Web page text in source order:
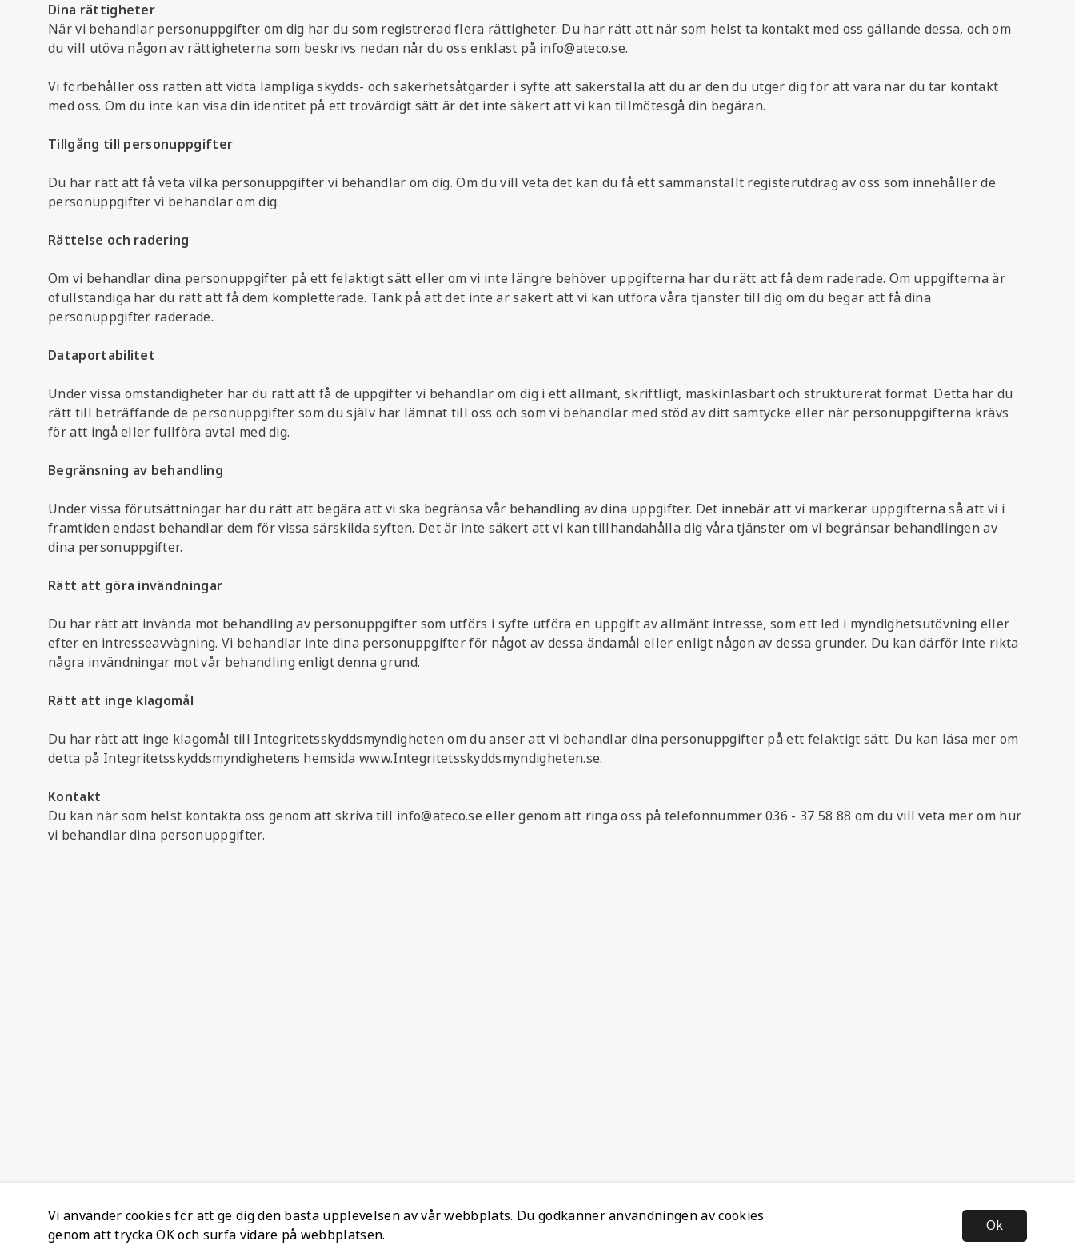
Dina rättigheter
När vi behandlar personuppgifter om dig har du som registrerad flera rättigheter. Du har rätt att när som helst ta kontakt med oss gällande dessa, och om
du vill utöva någon av rättigheterna som beskrivs nedan når du oss enklast på info@ateco.se.
Vi förbehåller oss rätten att vidta lämpliga skydds- och säkerhetsåtgärder i syfte att säkerställa att du är den du utger dig för att vara när du tar kontakt
med oss. Om du inte kan visa din identitet på ett trovärdigt sätt är det inte säkert att vi kan tillmötesgå din begäran.
Tillgång till personuppgifter
Du har rätt att få veta vilka personuppgifter vi behandlar om dig. Om du vill veta det kan du få ett sammanställt registerutdrag av oss som innehåller de
personuppgifter vi behandlar om dig.
Rättelse och radering
Om vi behandlar dina personuppgifter på ett felaktigt sätt eller om vi inte längre behöver uppgifterna har du rätt att få dem raderade. Om uppgifterna är
ofullständiga har du rätt att få dem kompletterade. Tänk på att det inte är säkert att vi kan utföra våra tjänster till dig om du begär att få dina
personuppgifter raderade.
Dataportabilitet
Under vissa omständigheter har du rätt att få de uppgifter vi behandlar om dig i ett allmänt, skriftligt, maskinläsbart och strukturerat format. Detta har du
rätt till beträffande de personuppgifter som du själv har lämnat till oss och som vi behandlar med stöd av ditt samtycke eller när personuppgifterna krävs
för att ingå eller fullföra avtal med dig.
Begränsning av behandling
Under vissa förutsättningar har du rätt att begära att vi ska begränsa vår behandling av dina uppgifter. Det innebär att vi markerar uppgifterna så att vi i
framtiden endast behandlar dem för vissa särskilda syften. Det är inte säkert att vi kan tillhandahålla dig våra tjänster om vi begränsar behandlingen av
dina personuppgifter.
Rätt att göra invändningar
Du har rätt att invända mot behandling av personuppgifter som utförs i syfte utföra en uppgift av allmänt intresse, som ett led i myndighetsutövning eller
efter en intresseavvägning. Vi behandlar inte dina personuppgifter för något av dessa ändamål eller enligt någon av dessa grunder. Du kan därför inte rikta
några invändningar mot vår behandling enligt denna grund.
Rätt att inge klagomål
Du har rätt att inge klagomål till Integritetsskyddsmyndigheten om du anser att vi behandlar dina personuppgifter på ett felaktigt sätt. Du kan läsa mer om
detta på Integritetsskyddsmyndighetens hemsida www.Integritetsskyddsmyndigheten.se.
Kontakt
Du kan när som helst kontakta oss genom att skriva till info@ateco.se eller genom att ringa oss på telefonnummer 036 - 37 58 88 om du vill veta mer om hur
vi behandlar dina personuppgifter.
Vi använder cookies för att ge dig den bästa upplevelsen av vår webbplats. Du godkänner användningen av cookies
genom att trycka OK och surfa vidare på webbplatsen.
Ok